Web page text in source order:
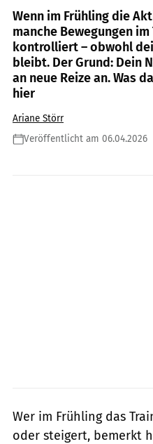
Wenn im Frühling die
manche Bewegungen
kontrolliert – obwohl
bleibt. Der Grund: Dein
an neue Reize an. Was
hier
Ariane Störr
Veröffentlicht am 06.04.2026
Wer im Frühling das
oder steigert, bemerkt